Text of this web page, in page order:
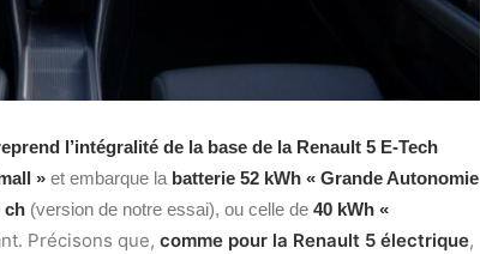
l’intégralité de la base de la Renault 5 E‑Tech
» et embarque la batterie 52 kWh « Grande Autonomie
ch (version de notre essai), ou celle de 40 kWh «
Précisons que, comme pour la Renault 5 électrique,